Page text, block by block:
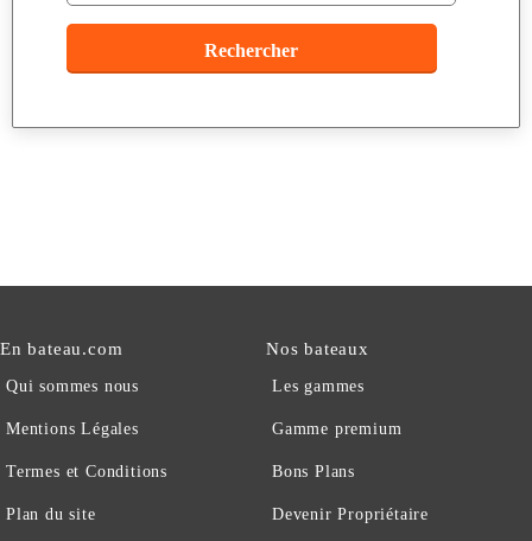
En bateau.com
Qui sommes nous
Mentions Légales
Termes et Conditions
Plan du site
Nos bateaux
Les gammes
Gamme premium
Bons Plans
Devenir Propriétaire